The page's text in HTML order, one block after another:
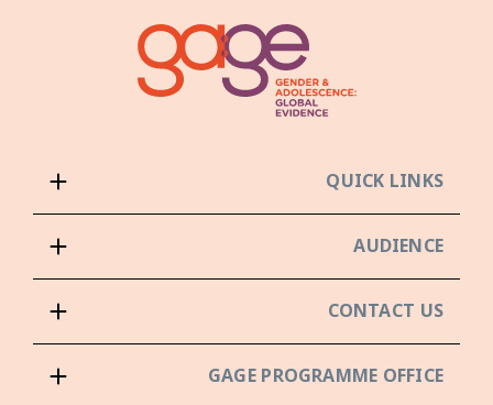
QUICK LINKS
AUDIENCE
CONTACT US
GAGE PROGRAMME OFFICE